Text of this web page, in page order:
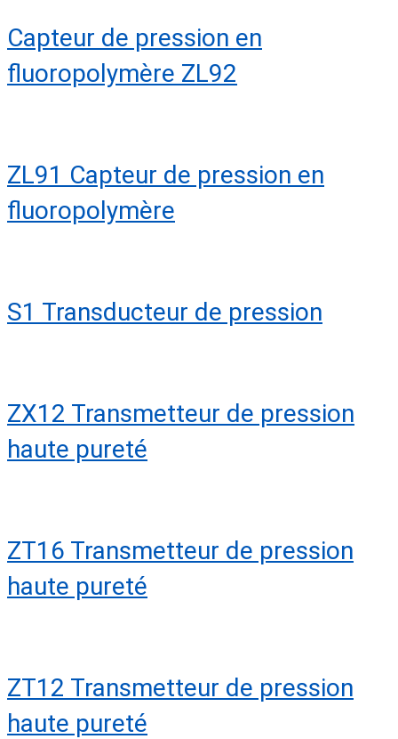
Capteur de pression en
fluoropolymère ZL92
ZL91 Capteur de pression en
fluoropolymère
S1 Transducteur de pression
ZX12 Transmetteur de pression
haute pureté
ZT16 Transmetteur de pression
haute pureté
ZT12 Transmetteur de pression
haute pureté